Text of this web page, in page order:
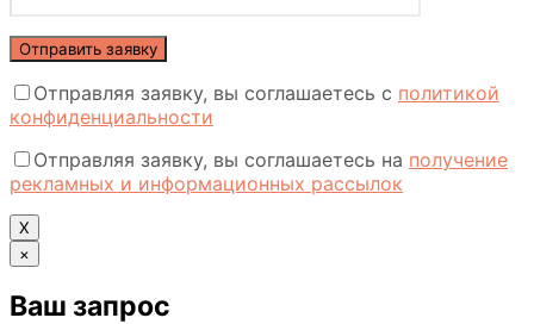
Отправляя заявку, вы соглашаетесь с политикой
конфиденциальности
Отправляя заявку, вы соглашаетесь на получение
рекламных и информационных рассылок
Х
×
Ваш запрос